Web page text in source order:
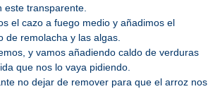
este transparente.
el cazo a fuego medio y añadimos el
de remolacha y las algas.
y vamos añadiendo caldo de verduras
que nos lo vaya pidiendo.
no dejar de remover para que el arroz nos